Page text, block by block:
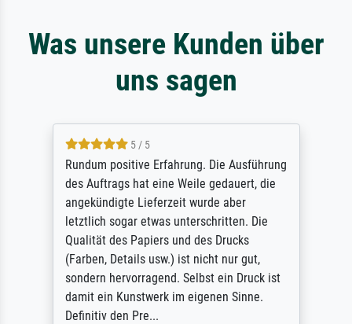
Was unsere Kunden über
uns sagen
5 / 5
Rundum positive Erfahrung. Die Ausführung
des Auftrags hat eine Weile gedauert, die
angekündigte Lieferzeit wurde aber
letztlich sogar etwas unterschritten. Die
Qualität des Papiers und des Drucks
(Farben, Details usw.) ist nicht nur gut,
sondern hervorragend. Selbst ein Druck ist
damit ein Kunstwerk im eigenen Sinne.
Definitiv den Pre...